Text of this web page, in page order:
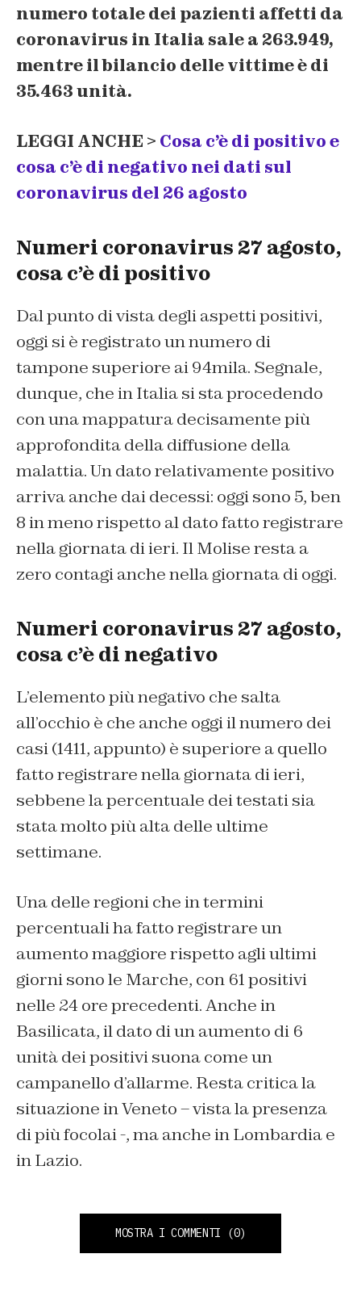
numero totale dei pazienti affetti da
coronavirus in Italia sale a 263.949,
mentre il bilancio delle vittime è di
35.463 unità.
LEGGI ANCHE > Cosa c’è di positivo e
cosa c’è di negativo nei dati sul
coronavirus del 26 agosto
Numeri coronavirus 27 agosto,
cosa c’è di positivo
Dal punto di vista degli aspetti positivi,
oggi si è registrato un numero di
tampone superiore ai 94mila. Segnale,
dunque, che in Italia si sta procedendo
con una mappatura decisamente più
approfondita della diffusione della
malattia. Un dato relativamente positivo
arriva anche dai decessi: oggi sono 5, ben
8 in meno rispetto al dato fatto registrare
nella giornata di ieri. Il Molise resta a
zero contagi anche nella giornata di oggi.
Numeri coronavirus 27 agosto,
cosa c’è di negativo
L’elemento più negativo che salta
all’occhio è che anche oggi il numero dei
casi (1411, appunto) è superiore a quello
fatto registrare nella giornata di ieri,
sebbene la percentuale dei testati sia
stata molto più alta delle ultime
settimane.
Una delle regioni che in termini
percentuali ha fatto registrare un
aumento maggiore rispetto agli ultimi
giorni sono le Marche, con 61 positivi
nelle 24 ore precedenti. Anche in
Basilicata, il dato di un aumento di 6
unità dei positivi suona come un
campanello d’allarme. Resta critica la
situazione in Veneto – vista la presenza
di più focolai -, ma anche in Lombardia e
in Lazio.
MOSTRA I COMMENTI (0)